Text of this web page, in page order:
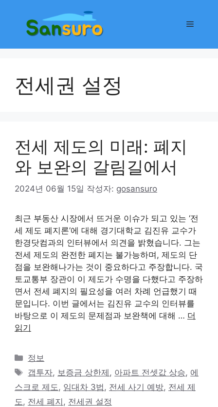
메
전세권 설정
전세 제도의 미래: 폐지
와 보완의 갈림길에서
2024년 06월 15일 작성자: gosansuro
최근 부동산 시장에서 뜨거운 이슈가 되고 있는 ‘전
세 제도 폐지론’에 대해 경기대학교 김진유 교수가
한경닷컴과의 인터뷰에서 의견을 밝혔습니다. 그는
전세 제도의 완전한 폐지는 불가능하며, 제도의 단
점을 보완해나가는 것이 중요하다고 주장합니다. 국
토교통부 장관이 이 제도가 수명을 다했다고 주장하
면서 전세 폐지의 필요성을 여러 차례 언급했기 때
문입니다. 이번 글에서는 김진유 교수의 인터뷰를
바탕으로 이 제도의 문제점과 보완책에 대해 … 더
읽기
카
테
고
리
정보
태
그
갭투자, 보증금 상한제 , 아파트 전셋값 상승, 에
스크로 제도 , 임대차 3법 , 전세 사기 예방, 전세 제
도 , 전세 폐지 , 전세권 설정